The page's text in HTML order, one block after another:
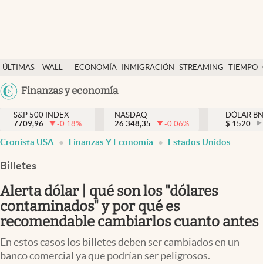
ÚLTIMAS
NOTICIAS
WALL
DÓLAR
ECONOMÍA INMIGRACIÓN STREAMING TIEMPO
México
USA
Finanzas y economía
Finanzas y economía
Wall Street y dólar
Inmigración
Espiritual
Streaming
PC y mobile
S&P 500 INDEX
7709,96
-0.18%
NASDAQ
26.348,35
-0.06%
DÓLAR
$ 1520
Cronista USA Finanzas Y Economía Estados Unidos
Billetes
Alerta dólar | qué son los "dólares
contaminados" y por qué es
recomendable cambiarlos cuanto antes
En estos casos los billetes deben ser cambiados en un
banco comercial ya que podrían ser peligrosos.